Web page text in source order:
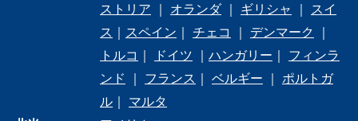
ストリア ｜ オランダ｜ ギリシャ ｜
スイ
ス ｜ スペイン ｜ チェコ ｜ デンマーク
｜
トルコ ｜ ドイツ ｜ ハンガリー ｜ フィンラ
ンド
｜ フランス ｜ ベルギー ｜ ポルトガ
ル｜ マルタ